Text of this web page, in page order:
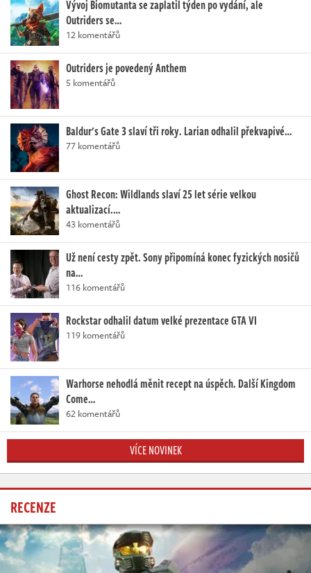
Vývoj Biomutanta se zaplatil týden po vydání, ale
Outriders se…
12 komentářů
Outriders je povedený Anthem
5 komentářů
Baldur's Gate 3 slaví tři roky. Larian odhalil překvapivé…
77 komentářů
Ghost Recon: Wildlands slaví 25 let série velkou
aktualizací.…
43 komentářů
Už není cesty zpět. Sony připomíná konec fyzických nosičů
na…
116 komentářů
Rockstar odhalil datum velké prezentace GTA VI
119 komentářů
Warhorse nehodlá měnit recept na úspěch. Další Kingdom
Come…
62 komentářů
VÍCE NOVINEK
RECENZE